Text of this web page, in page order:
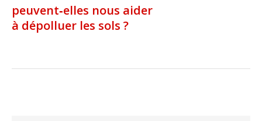
peuvent‑elles nous aider
à dépolluer les sols ?